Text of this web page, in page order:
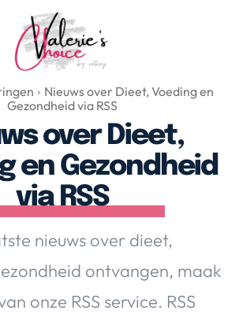
Travel & Culture
& Opmerkelijk
Sport & Duurzaamheid
Gadgets & Tech
Top 5 van Valerie
Health & Beauty
Huis & Tuin
Nieuws & Media
Nieuws over Dieet, Voeding en
Gezondheid via RSS
over Dieet,
en Gezondheid
via RSS
nieuws over dieet,
ontvangen, maak
onze RSS service. RSS